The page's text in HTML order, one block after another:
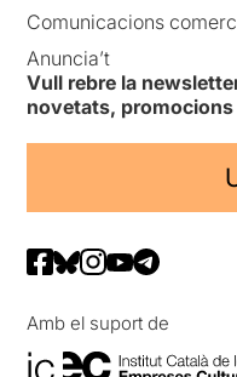
Comunicacions
Anuncia’t
Vull rebre la
novetats,
Amb el suport de